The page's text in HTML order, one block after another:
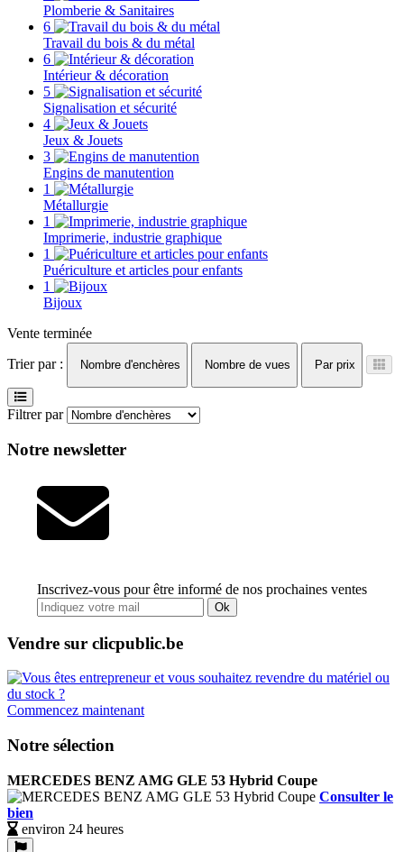
Plomberie & Sanitaires
6
Travail du bois & du métal
6
Intérieur & décoration
5
Signalisation et sécurité
4
Jeux & Jouets
3
Engins de manutention
1
Métallurgie
1
Imprimerie, industrie graphique
1
Puériculture et articles pour enfants
1
Bijoux
Vente terminée
Trier par :
Nombre d'enchères Nombre de vues Par prix
Filtrer par
Notre newsletter
Inscrivez-vous pour être informé de nos prochaines ventes
Ok
Vendre sur clicpublic.be
Commencez maintenant
Notre sélection
MERCEDES BENZ AMG GLE 53 Hybrid Coupe
Consulter le
bien
environ 24 heures